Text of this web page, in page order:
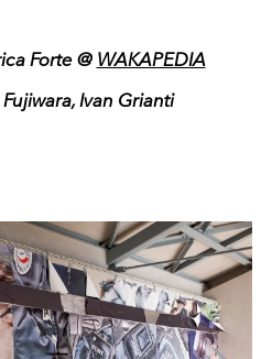
Forte @ WAKAPEDIA
Ivan Grianti